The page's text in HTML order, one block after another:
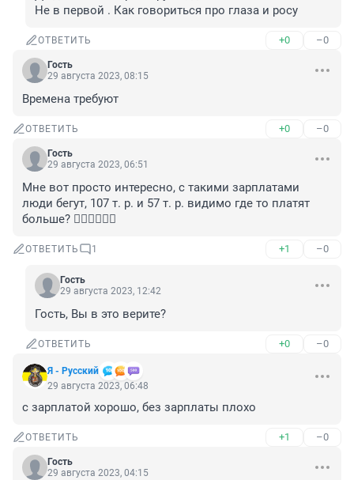
Не в первой . Как говориться про глаза и росу
ОТВЕТИТЬ +0 –0
Гость
29 августа 2023, 08:15
Времена требуют
ОТВЕТИТЬ +0 –0
Гость
29 августа 2023, 06:51
Мне вот просто интересно, с такими зарплатами
люди бегут, 107 т. р. и 57 т. р. видимо где то платят
больше? 🤦‍♂️🤦‍♂️🤦‍♂️
ОТВЕТИТЬ 1 +1 –0
Гость
29 августа 2023, 12:42
Гость, Вы в это верите?
ОТВЕТИТЬ +0 –0
Я - Русский
29 августа 2023, 06:48
с зарплатой хорошо, без зарплаты плохо
ОТВЕТИТЬ +1 –0
Гость
29 августа 2023, 04:15